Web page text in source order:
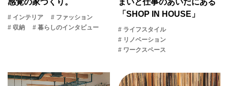
感覚の家づくり。
# インテリア
# ファッション
# 収納
# 暮らしのインタビュー
まいと​仕事の​あいだに​ある​
「SHOP IN HOUSE」
# ライフスタイル
# リノベーション
# ワークスペース